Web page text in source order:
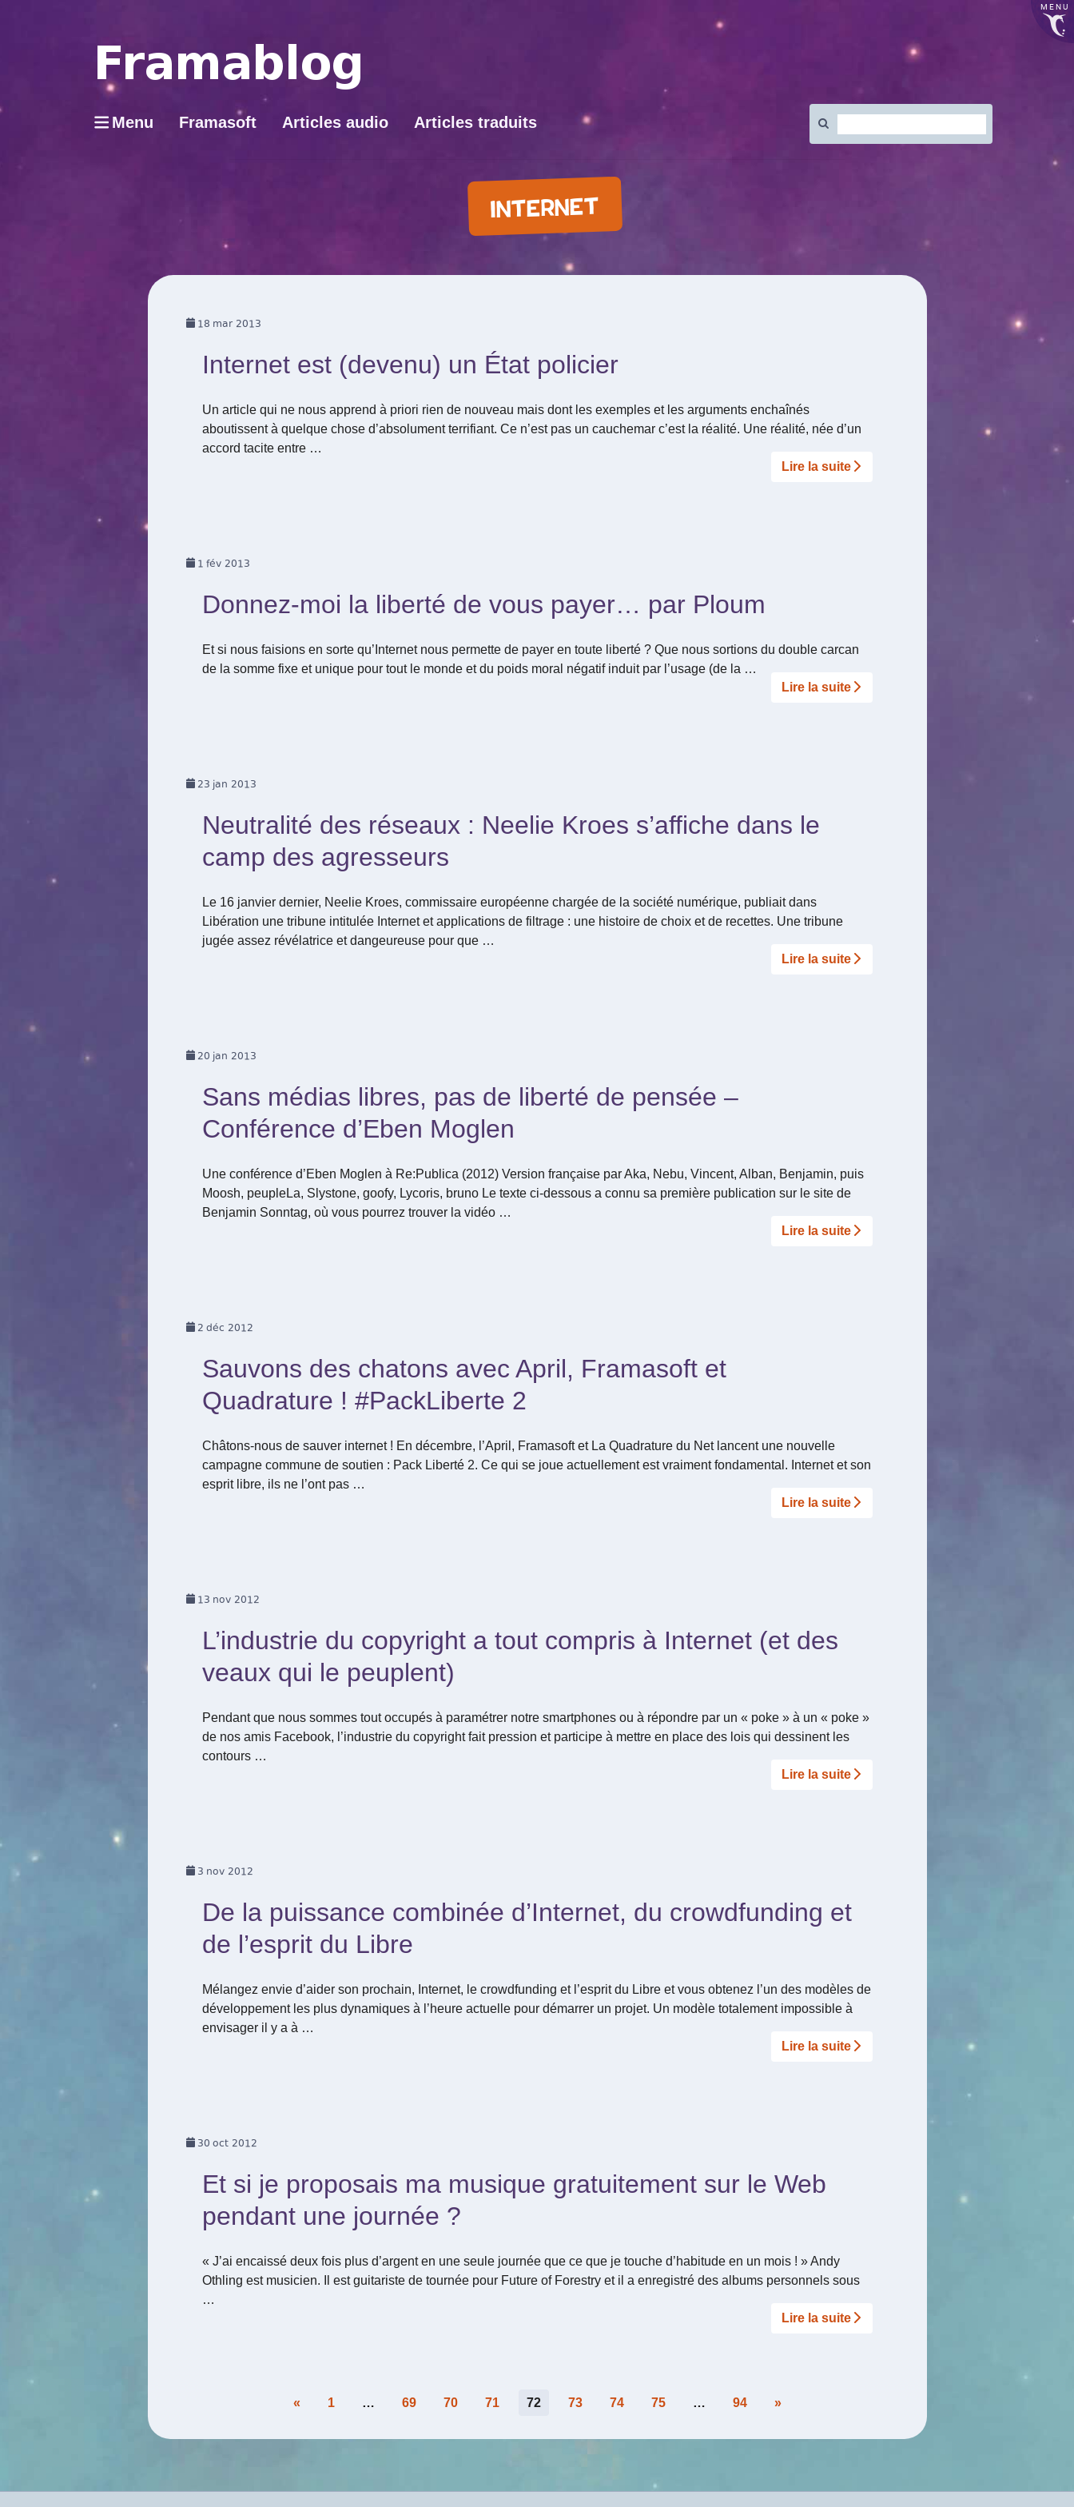
MENU
Menu Framasoft Articles audio Articles traduits
:
INTERNET
18 mar 2013
Internet est (devenu) un État policier
Un article qui ne nous apprend à priori rien de nouveau mais dont les exemples et les arguments enchaînés
aboutissent à quelque chose d’absolument terrifiant. Ce n’est pas un cauchemar c’est la réalité. Une réalité, née d’un
accord tacite entre …
Lire la suite­­
1 fév 2013
Donnez-moi la liberté de vous payer… par Ploum
Et si nous faisions en sorte qu’Internet nous permette de payer en toute liberté ? Que nous sortions du double carcan
de la somme fixe et unique pour tout le monde et du poids moral négatif induit par l’usage (de la …
Lire la suite­­
23 jan 2013
Neutralité des réseaux : Neelie Kroes s’affiche dans le
camp des agresseurs
Le 16 janvier dernier, Neelie Kroes, commissaire européenne chargée de la société numérique, publiait dans
Libération une tribune intitulée Internet et applications de filtrage : une histoire de choix et de recettes. Une tribune
jugée assez révélatrice et dangeureuse pour que …
Lire la suite­­
20 jan 2013
Sans médias libres, pas de liberté de pensée –
Conférence d’Eben Moglen
Une conférence d’Eben Moglen à Re:Publica (2012) Version française par Aka, Nebu, Vincent, Alban, Benjamin, puis
Moosh, peupleLa, Slystone, goofy, Lycoris, bruno Le texte ci-dessous a connu sa première publication sur le site de
Benjamin Sonntag, où vous pourrez trouver la vidéo …
Lire la suite­­
2 déc 2012
Sauvons des chatons avec April, Framasoft et
Quadrature ! #PackLiberte 2
Châtons-nous de sauver internet ! En décembre, l’April, Framasoft et La Quadrature du Net lancent une nouvelle
campagne commune de soutien : Pack Liberté 2. Ce qui se joue actuellement est vraiment fondamental. Internet et son
esprit libre, ils ne l’ont pas …
Lire la suite­­
13 nov 2012
L’industrie du copyright a tout compris à Internet (et des
veaux qui le peuplent)
Pendant que nous sommes tout occupés à paramétrer notre smartphones ou à répondre par un « poke » à un « poke »
de nos amis Facebook, l’industrie du copyright fait pression et participe à mettre en place des lois qui dessinent les
contours …
Lire la suite­­
3 nov 2012
De la puissance combinée d’Internet, du crowdfunding et
de l’esprit du Libre
Mélangez envie d’aider son prochain, Internet, le crowdfunding et l’esprit du Libre et vous obtenez l’un des modèles de
développement les plus dynamiques à l’heure actuelle pour démarrer un projet. Un modèle totalement impossible à
envisager il y a à …
Lire la suite­­
30 oct 2012
Et si je proposais ma musique gratuitement sur le Web
pendant une journée ?
« J’ai encaissé deux fois plus d’argent en une seule journée que ce que je touche d’habitude en un mois ! » Andy
Othling est musicien. Il est guitariste de tournée pour Future of Forestry et il a enregistré des albums personnels sous
…
Lire la suite­­
des
« 1 … 69 70 71 72 73 74 75 … 94 »